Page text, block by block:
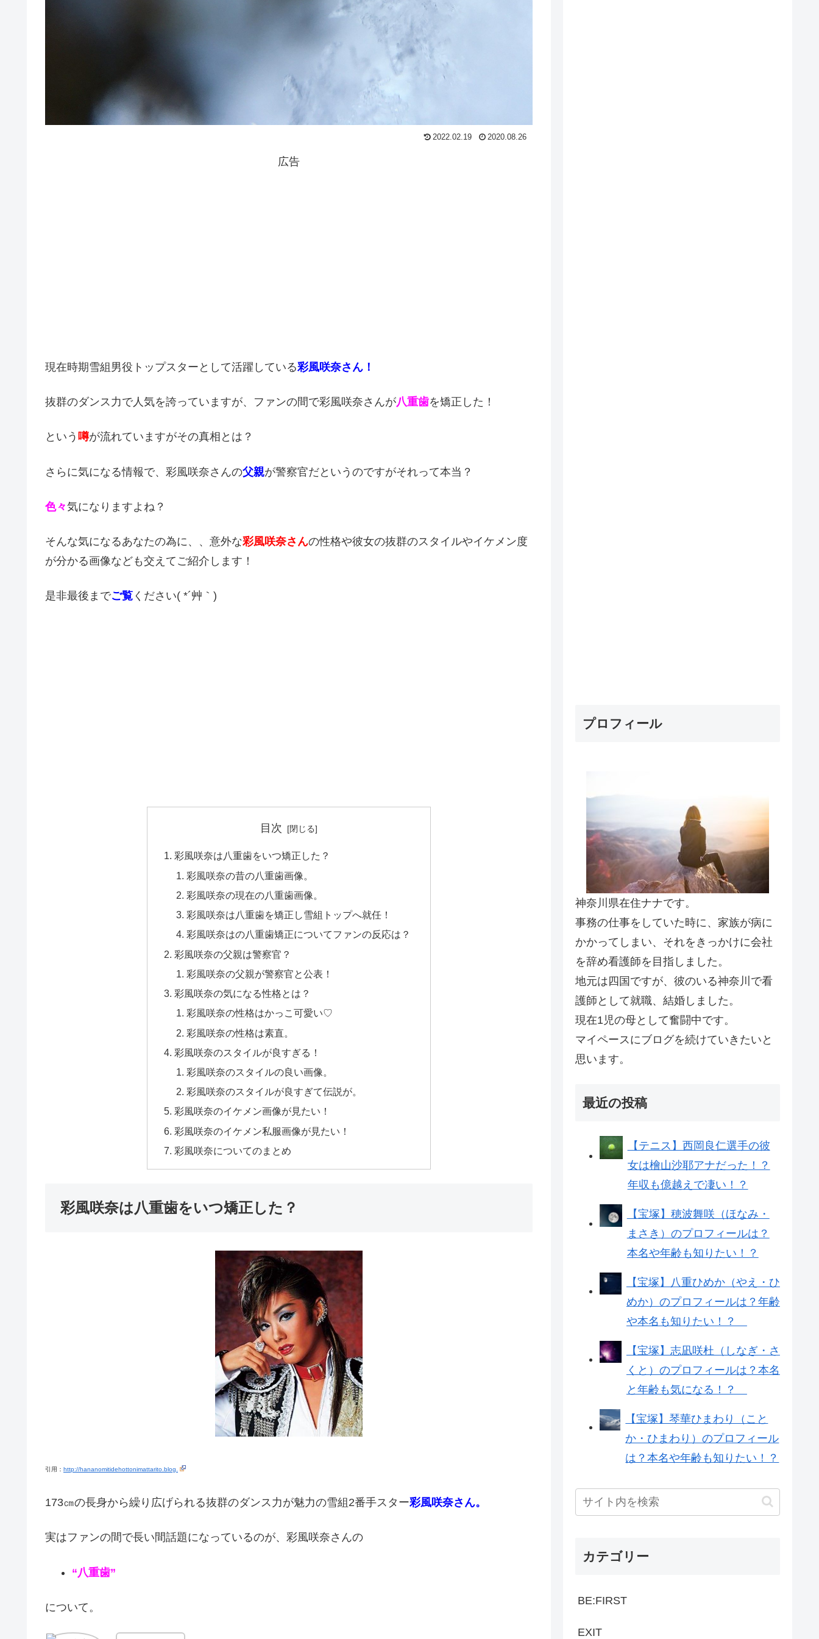
2022.02.19 2020.08.26
広告
現在時期雪組男役トップスターとして活躍している彩風咲奈さん！
抜群のダンス力で人気を誇っていますが、ファンの間で彩風咲奈さんが八重歯を矯正した！
という 噂が流れていますがその真相とは？
さらに気になる情報で、彩風咲奈さんの父親が警察官だというのですがそれって本当？
色々気になりますよね？
そんな気になるあなたの為に、、意外な彩風咲奈さんの性格や彼女の抜群のスタイルやイケメン度
が分かる画像なども交えてご紹介します！
是非最後までご覧 ください( *´艸｀)
目次
彩風咲奈は八重歯をいつ矯正した？
彩風咲奈の昔の八重歯画像。
彩風咲奈の現在の八重歯画像。
彩風咲奈は八重歯を矯正し雪組トップへ就任！
彩風咲奈はの八重歯矯正についてファンの反応は？
彩風咲奈の父親は警察官？
彩風咲奈の父親が警察官と公表！
彩風咲奈の気になる性格とは？
彩風咲奈の性格はかっこ可愛い♡
彩風咲奈の性格は素直。
彩風咲奈のスタイルが良すぎる！
彩風咲奈のスタイルの良い画像。
彩風咲奈のスタイルが良すぎて伝説が。
彩風咲奈のイケメン画像が見たい！
彩風咲奈のイケメン私服画像が見たい！
彩風咲奈についてのまとめ
彩風咲奈は八重歯をいつ矯正した？
引用： http://hananomitidehottonimattarito.blog.
173㎝の長身から繰り広げられる抜群のダンス力が魅力の雪組2番手スター彩風咲奈さん。
実はファンの間で長い間話題になっているのが、彩風咲奈さんの
“八重歯”
について。
プロフィール
神奈川県在住ナナです。
事務の仕事をしていた時に、家族が病に
かかってしまい、それをきっかけに会社
を辞め看護師を目指しました。
地元は四国ですが、彼のいる神奈川で看
護師として就職、結婚しました。
現在1児の母として奮闘中です。
マイペースにブログを続けていきたいと
思います。
最近の投稿
【テニス】西岡良仁選手の彼
女は檜山沙耶アナだった！？
年収も億越えで凄い！？
【宝塚】穂波舞咲（ほなみ・
まさき）のプロフィールは？
本名や年齢も知りたい！？
【宝塚】八重ひめか（やえ・ひ
めか）のプロフィールは？年齢
や本名も知りたい！？
【宝塚】志凪咲杜（しなぎ・さ
くと）のプロフィールは？本名
と年齢も気になる！？
【宝塚】琴華ひまわり（こと
か・ひまわり）のプロフィール
は？本名や年齢も知りたい！？
カテゴリー
BE:FIRST
EXIT